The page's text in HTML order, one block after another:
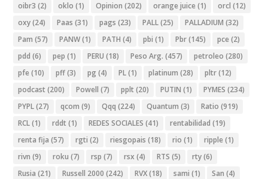
oibr3 (2) oklo (1) Opinion (202) orange juice (1) orcl (12)
oxy(24) Paas (31) pags (23) PALL(25) PALLADIUM (32)
Pam (57) PANW(1) PATH (4) pbi (1) Pbr(145) pce (2)
pdd (6) pep (1) PERU (18) Peso Arg. (457) petroleo (280)
pfe (10) pff(3) pg (4) PL(1) platinum (28) pltr(12)
podcast (200) Powell (7) pplt (20) PUTIN (1) PYMES (234)
PYPL(27) qcom (9) Qqq (224) Quantum (3) Ratio (919)
RCL(1) rddt (1) REDES SOCIALES (41) rentabilidad (19)
renta fija (57) rgti (2) riesgopais (18) rio (1) ripple (1)
rivn (9) roku (7) rsp (7) rsx (4) RTS (5) rty(6)
Rusia (21) Russell 2000 (242) RVX(18) sami (1) San (4)